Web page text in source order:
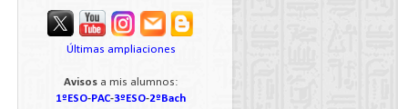
Últimas ampliaciones
Avisos a mis alumnos:
1ºESO-PAC-3ºESO-2ºBach